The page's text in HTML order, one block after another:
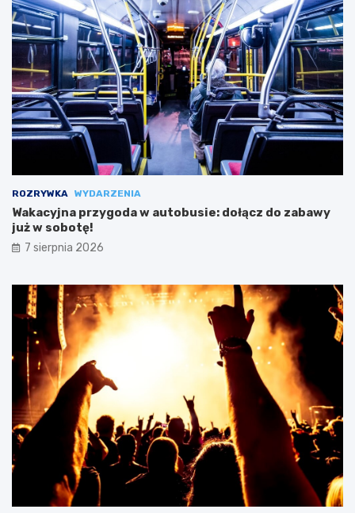
ROZRYWKA WYDARZENIA
Wakacyjna przygoda w autobusie: dołącz do zabawy
już w sobotę!
7 sierpnia 2026